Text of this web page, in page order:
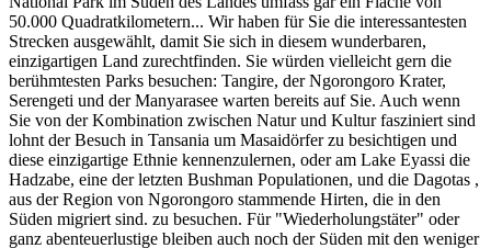
50.000 Quadratkilometern... Wir haben für Sie die interessantesten
Strecken ausgewählt, damit Sie sich in diesem wunderbaren,
einzigartigen Land zurechtfinden. Sie würden vielleicht gern die
berühmtesten Parks besuchen: Tangire, der Ngorongoro Krater,
Serengeti und der Manyarasee warten bereits auf Sie. Auch wenn
Sie von der Kombination zwischen Natur und Kultur fasziniert sind
lohnt der Besuch in Tansania um Masaidörfer zu besichtigen und
diese einzigartige Ethnie kennenzulernen, oder am Lake Eyassi die
Hadzabe, eine der letzten Bushman Populationen, und die Dagotas ,
aus der Region von Ngorongoro stammende Hirten, die in den
Süden migriert sind. zu besuchen. Für "Wiederholungstäter" oder
ganz abenteuerlustige bleiben auch noch der Süden mit den weniger